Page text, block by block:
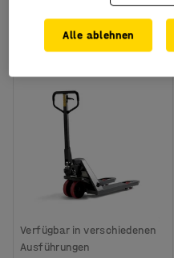
189,- €
Exkl. USt.
KAUFEN
Verfügbar in verschiedenen
Ausführungen
Alle ablehnen